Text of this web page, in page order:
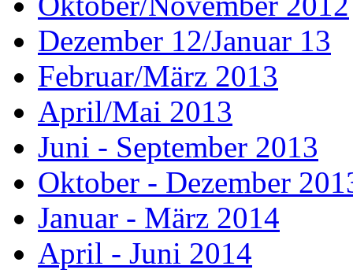
Dezember 12/Januar 13
Februar/März 2013
April/Mai 2013
Juni - September 2013
Oktober - Dezember
Januar - März 2014
April - Juni 2014